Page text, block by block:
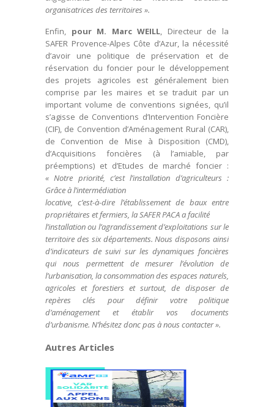
organisatrices des territoires ».
Enfin, pour M. Marc WEILL, Directeur de la
SAFER Provence-Alpes Côte d’Azur, la nécessité
d’avoir une politique de préservation et de
réservation du foncier pour le développement
des projets agricoles est généralement bien
comprise par les maires et se traduit par un
important volume de conventions signées, qu’il
s’agisse de Conventions d’Intervention Foncière
(CIF), de Convention d’Aménagement Rural (CAR),
de Convention de Mise à Disposition (CMD),
d’Acquisitions foncières (à l’amiable, par
préemptions) et d’Etudes de marché foncier :
« Notre priorité, c’est l’installation d’agriculteurs :
Grâce à l’intermédiation
locative, c’est-à-dire l’établissement de baux entre
propriétaires et fermiers, la SAFER PACA a facilité
l’installation ou l’agrandissement d’exploitations sur le
territoire des six départements. Nous disposons ainsi
d’indicateurs de suivi sur les dynamiques foncières
qui nous permettent demesurer l’évolution de
l’urbanisation, la consommation des espaces naturels,
agricoles et forestiers et surtout, de disposer de
repères clés pour définir votre politique
d’aménagement et établir vos documents
d’urbanisme. N’hésitez donc pas à nous contacter ».
Autres Articles